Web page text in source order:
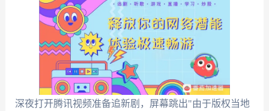
深夜打开腾讯视频准备追新剧，屏幕跳出"由于版权当地